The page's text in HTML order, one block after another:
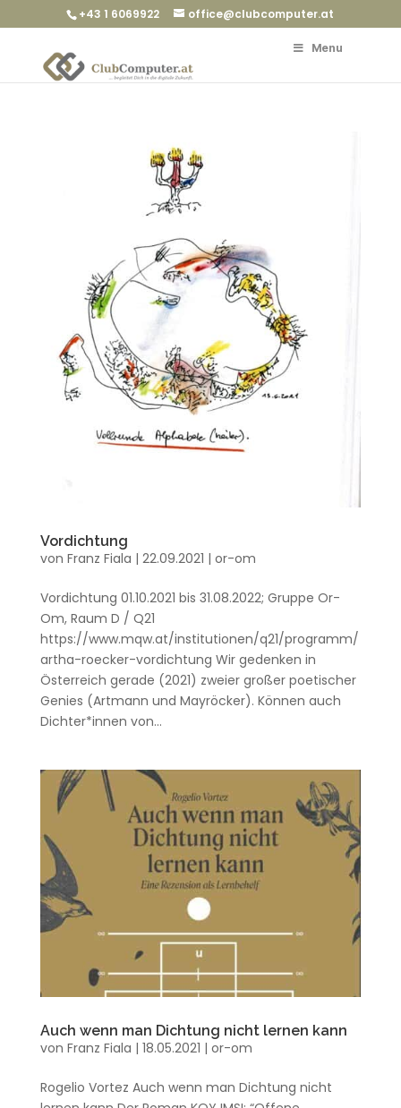
+43 1 6069922 office@clubcomputer.at
Menu
Vordichtung
von Franz Fiala | 22.09.2021 | or-om
Vordichtung 01.10.2021 bis 31.08.2022; Gruppe Or-
Om, Raum D / Q21
https://www.mqw.at/institutionen/q21/programm/
artha-roecker-vordichtung Wir gedenken in
Österreich gerade (2021) zweier großer poetischer
Genies (Artmann und Mayröcker). Können auch
Dichter*innen von...
Auch wenn man Dichtung nicht lernen kann
von Franz Fiala | 18.05.2021 | or-om
Rogelio Vortez Auch wenn man Dichtung nicht